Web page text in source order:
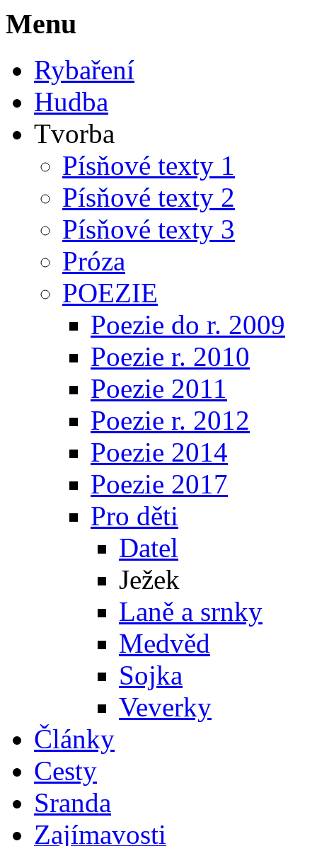
Menu
Rybaření
Hudba
Tvorba
Písňové texty 1
Písňové texty 2
Písňové texty 3
Próza
POEZIE
Poezie do r. 2009
Poezie r. 2010
Poezie 2011
Poezie r. 2012
Poezie 2014
Poezie 2017
Pro děti
Datel
Ježek
Laně a srnky
Medvěd
Sojka
Veverky
Články
Cesty
Sranda
Zajímavosti